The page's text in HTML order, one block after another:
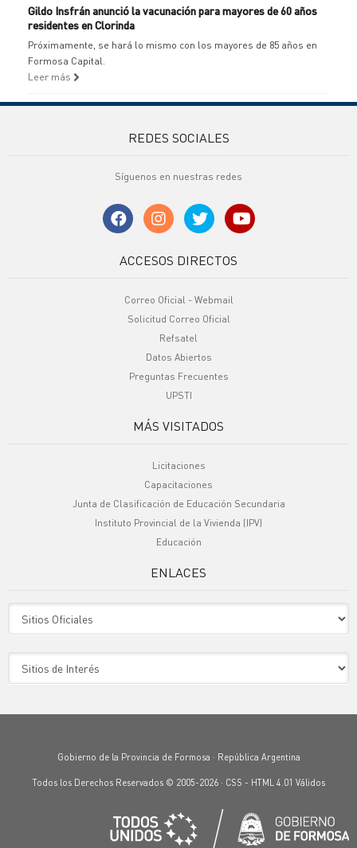
Gildo Insfrán anunció la vacunación para mayores de 60 años
residentes en Clorinda
Próximamente, se hará lo mismo con los mayores de 85 años en
Formosa Capital.
Leer más
REDES SOCIALES
Síguenos en nuestras redes
ACCESOS DIRECTOS
Correo Oficial - Webmail
Solicitud Correo Oficial
Refsatel
Datos Abiertos
Preguntas Frecuentes
UPSTI
MÁS VISITADOS
Licitaciones
Capacitaciones
Junta de Clasificación de Educación Secundaria
Instituto Provincial de la Vivienda (IPV)
Educación
ENLACES
Gobierno de la Provincia de Formosa · República Argentina
Todos los Derechos Reservados © 2005-2026 · CSS - HTML 4.01 Válidos